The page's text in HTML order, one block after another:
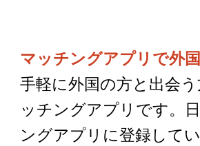
マッチングアプリで外
手軽に外国の方と出会
ッチングアプリです。
ングアプリに登録して